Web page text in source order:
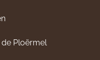
de Ploërmel